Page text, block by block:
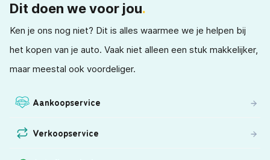
Dit doen we voor jou.
Ken je ons nog niet? Dit is alles waarmee we je helpen bij
het kopen van je auto. Vaak niet alleen een stuk makkelijker,
maar meestal ook voordeliger.
Aankoopservice
Verkoopservice